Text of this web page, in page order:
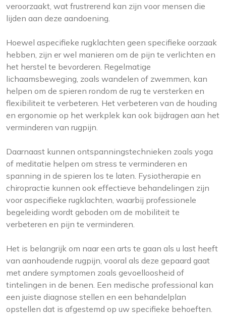
veroorzaakt, wat frustrerend kan zijn voor mensen die
lijden aan deze aandoening.
Hoewel aspecifieke rugklachten geen specifieke oorzaak
hebben, zijn er wel manieren om de pijn te verlichten en
het herstel te bevorderen. Regelmatige
lichaamsbeweging, zoals wandelen of zwemmen, kan
helpen om de spieren rondom de rug te versterken en
flexibiliteit te verbeteren. Het verbeteren van de houding
en ergonomie op het werkplek kan ook bijdragen aan het
verminderen van rugpijn.
Daarnaast kunnen ontspanningstechnieken zoals yoga
of meditatie helpen om stress te verminderen en
spanning in de spieren los te laten. Fysiotherapie en
chiropractie kunnen ook effectieve behandelingen zijn
voor aspecifieke rugklachten, waarbij professionele
begeleiding wordt geboden om de mobiliteit te
verbeteren en pijn te verminderen.
Het is belangrijk om naar een arts te gaan als u last heeft
van aanhoudende rugpijn, vooral als deze gepaard gaat
met andere symptomen zoals gevoelloosheid of
tintelingen in de benen. Een medische professional kan
een juiste diagnose stellen en een behandelplan
opstellen dat is afgestemd op uw specifieke behoeften.